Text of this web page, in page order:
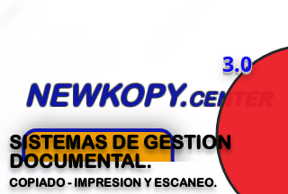
NEWKOPY.CENTER
3.0
SISTEMAS DE GESTION
DOCUMENTAL.
COPIADO - IMPRESION Y ESCANEO.